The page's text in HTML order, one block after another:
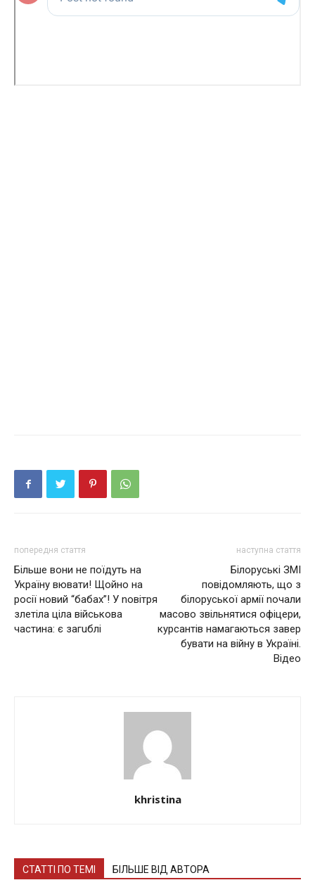
попередня стаття
Більше вони не поїдуть на
Україну вювaти! Щойно на
росії новий “бaбaх”! У nовітря
злeтілa ціла військова
частина: є загuблi
наступна стаття
Білоруські ЗМІ
повідомляють, що з
білоруської армії nочали
масoвo звільнятися офіцери,
курсантів намагаються зaвeр
бyвaти на вiйнy в Україні.
Відео
khristina
СТАТТІ ПО ТЕМІ БІЛЬШЕ ВІД АВТОРА